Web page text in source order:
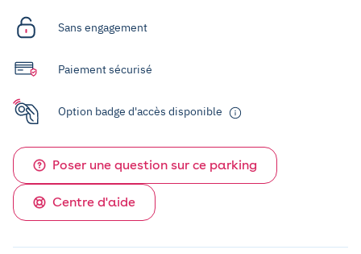
Sans engagement
Paiement sécurisé
Option badge d'accès disponible
Poser une question sur ce parking
Centre d'aide